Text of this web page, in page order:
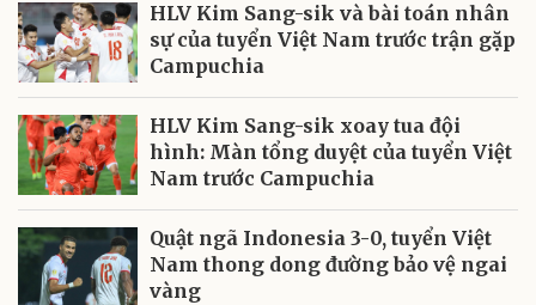
HLV Kim Sang-sik và bài toán nhân
sự của tuyển Việt Nam trước trận gặp
Campuchia
HLV Kim Sang-sik xoay tua đội
hình: Màn tổng duyệt của tuyển Việt
Nam trước Campuchia
Quật ngã Indonesia 3-0, tuyển Việt
Nam thong dong đường bảo vệ ngai
vàng